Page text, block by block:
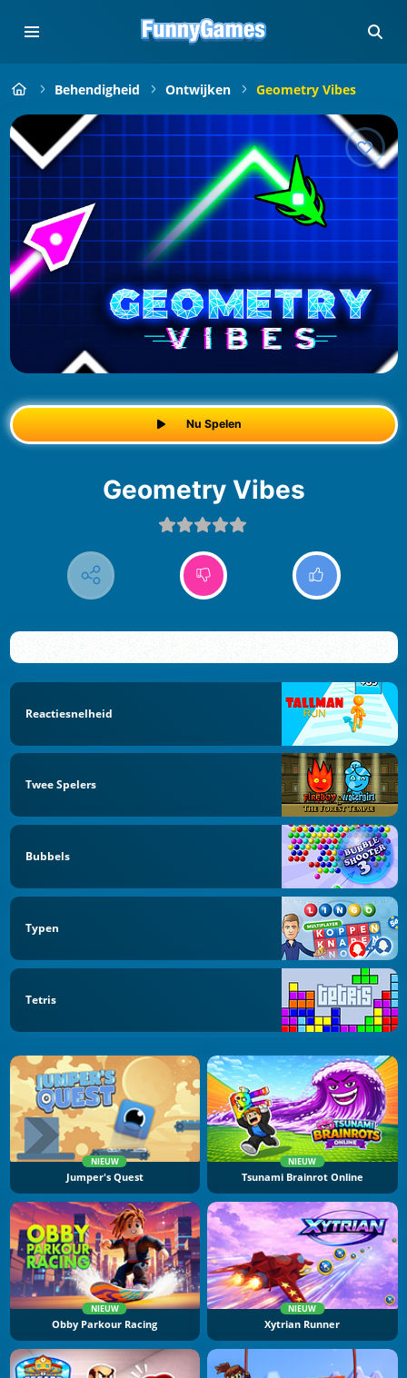
Behendigheid Ontwijken Geometry Vibes
Nu Spelen
Geometry Vibes
Reactiesnelheid
Twee Spelers
Bubbels
Typen
Tetris
NIEUW
Jumper's Quest
NIEUW
Tsunami Brainrot Online
NIEUW
Obby Parkour Racing
NIEUW
Xytrian Runner